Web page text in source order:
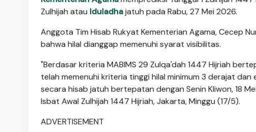
Zulhijah atau Iduladhajatuh pada Rabu, 27 Mei 2026.
Anggota Tim Hisab Rukyat Kementerian Agama, Cecep
bahwa hilal dianggap memenuhi syarat visibilitas.
"Berdasar kriteria MABIMS 29 Zulqa'dah 1447 Hijriah
telah memenuhi kriteria tinggi hilal minimum 3 derajat dan
secara hisab jatuh bertepatan dengan Senin Kliwon, 18
Isbat Awal Zulhijah 1447 Hijriah, Jakarta, Minggu (17/5).
ADVERTISEMENT